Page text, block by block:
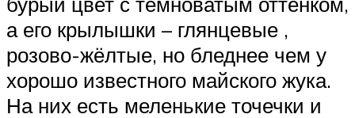
а его крылышки – глянцевые ,
розово-жёлтые, но бледнее чем у
хорошо известного майского жука.
На них есть меленькие точечки и